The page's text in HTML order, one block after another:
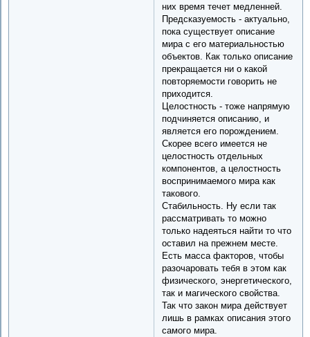
них время течет медленней.
Предсказуемость - актуально,
пока существует описание
мира с его материальностью
объектов. Как только описание
прекращается ни о какой
повторяемости говорить не
приходится.
Целостность - тоже напрямую
подчиняется описанию, и
является его порождением.
Скорее всего имеется не
целостность отдельных
компонентов, а целостность
воспринимаемого мира как
такового.
Стабильность. Ну если так
рассматривать то можно
только надеяться найти то что
оставил на прежнем месте.
Есть масса факторов, чтобы
разочаровать тебя в этом как
физического, энергетического,
так и магического свойства.
Так что закон мира действует
лишь в рамках описания этого
самого мира.